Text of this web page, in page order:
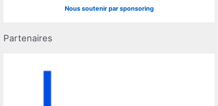
Partenaires
Nous soutenir par sponsoring